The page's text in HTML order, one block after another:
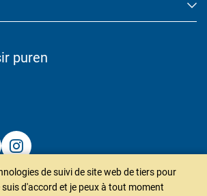
puren
de suivi de site web de tiers pour
d'accord et je peux à tout moment
Enregistrer
Refuser